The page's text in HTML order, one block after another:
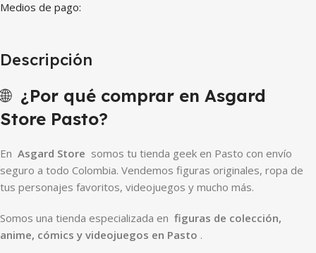
Medios de pago:
Descripción
🌐 ¿Por qué comprar en Asgard
Store Pasto?
En Asgard Store somos tu tienda geek en Pasto con envío
seguro a todo Colombia. Vendemos figuras originales, ropa de
tus personajes favoritos, videojuegos y mucho más.
Somos una tienda especializada en figuras de colección,
anime, cómics y videojuegos en Pasto .